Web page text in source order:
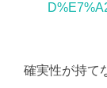
確実性が持て